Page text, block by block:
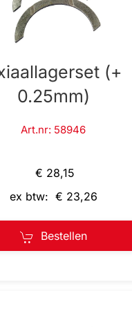
(+
0.25mm)
Art.nr: 58946
€ 28,15
ex btw: € 23,26
Bestellen